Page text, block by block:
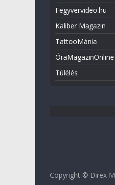
Fegyvervideo.hu
Kaliber Magazin
TattooMánia
ÓraMagazinOnline
Túlélés
Copyright © Direx